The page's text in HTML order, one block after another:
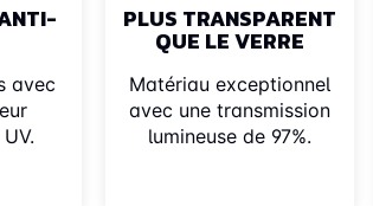
avec
PLUS TRANSPARENT
QUE LE VERRE
Matériau exceptionnel
avec une transmission
lumineuse de 97%.